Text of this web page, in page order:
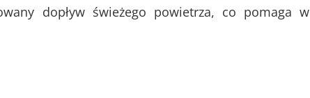
dopływ świeżego powietrza, co pomaga w